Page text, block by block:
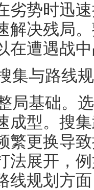
劣势时迅
解决残局
在遭遇战
集与路线
局基础。
成型。搜
繁更换导
法展开，
线规划方